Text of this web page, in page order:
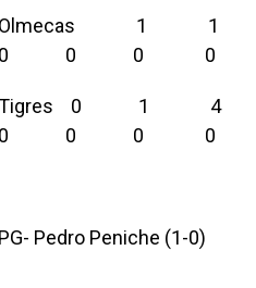
0 0 0 0
0
0 0 0 0
PG- Pedro Peniche (1-0)